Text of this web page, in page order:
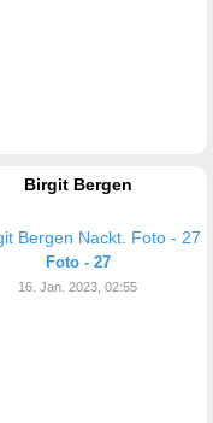
Birgit Bergen
Foto - 27
16. Jan. 2023, 02:55